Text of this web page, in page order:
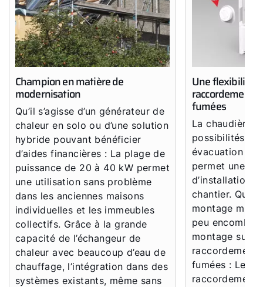
Champion en matière de
modernisation
Qu’il s’agisse d’un générateur de
chaleur en solo ou d’une solution
hybride pouvant bénéficier
d’aides financières : La plage de
puissance de 20 à 40 kW permet
une utilisation sans problème
dans les anciennes maisons
individuelles et les immeubles
collectifs. Grâce à la grande
capacité de l’échangeur de
chaleur avec beaucoup d’eau de
chauffage, l’intégration dans des
systèmes existants, même sans
Une flexibilité
raccordement
fumées
La chaudière
possibilités de
évacuation
permet une
d’installation
chantier. Qu’il
montage
peu
montage sur
raccordement
fumées : Le
raccordement
Liens rapides
WOLF Service App
Formulaire de contact
Garantie 5 ans